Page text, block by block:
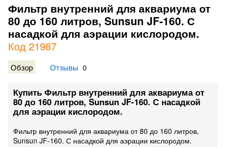
Фильтр внутренний для аквариума от
80 до 160 литров, Sunsun JF-160. С
насадкой для аэрации кислородом.
Код 21987
Обзор Отзывы 0
Купить Фильтр внутренний для аквариума от
80 до 160 литров, Sunsun JF-160. С насадкой
для аэрации кислородом.
Фильтр внутренний для аквариума от 80 до 160 литров,
Sunsun JF-160. С насадкой для аэрации кислородом.